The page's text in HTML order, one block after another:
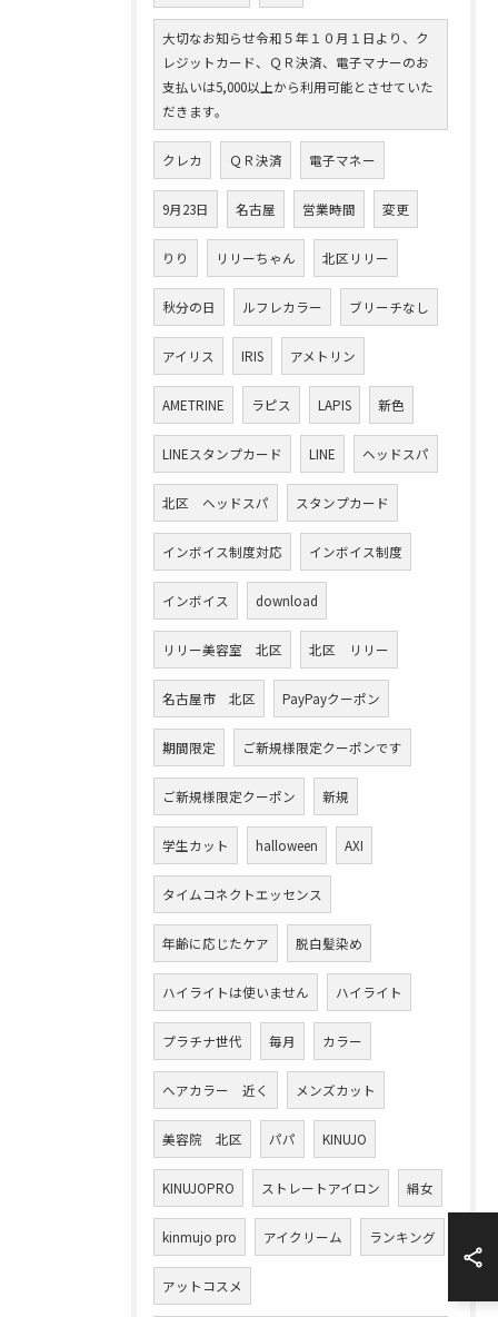
大切なお知らせ令和５年１０月１日より、ク
レジットカード、ＱＲ決済、電子マナーのお
支払いは5,000以上から利用可能とさせていた
だきます。
クレカ ＱＲ決済 電子マネー
9月23日 名古屋 営業時間 変更
りり リリーちゃん 北区リリー
秋分の日 ルフレカラー ブリーチなし
アイリス IRIS アメトリン
AMETRINE ラピス LAPIS 新色
LINEスタンプカード LINE ヘッドスパ
北区 ヘッドスパ スタンプカード
インボイス制度対応 インボイス制度
インボイス download
リリー美容室 北区 北区 リリー
名古屋市 北区 PayPayクーポン
期間限定 ご新規様限定クーポンです
ご新規様限定クーポン 新規
学生カット halloween AXI
タイムコネクトエッセンス
年齢に応じたケア 脱白髪染め
ハイライトは使いません ハイライト
プラチナ世代 毎月 カラー
ヘアカラー 近く メンズカット
美容院 北区 パパ KINUJO
KINUJOPRO ストレートアイロン 絹女
kinmujo pro アイクリーム ランキング
アットコスメ